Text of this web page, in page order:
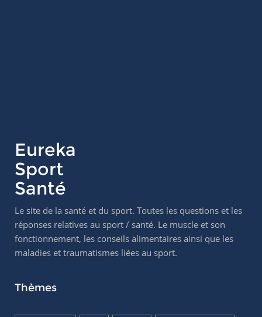
Eureka
Sport
Santé
Le site de la santé et du sport. Toutes les questions et les
réponses relatives au sport / santé. Le muscle et son
fonctionnement, les conseils alimentaires ainsi que les
maladies et traumatismes liées au sport.
Thèmes